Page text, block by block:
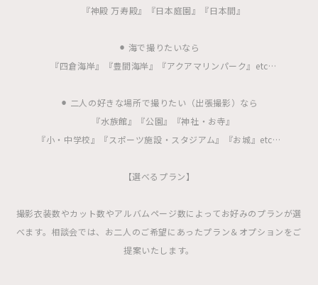
『神殿 万寿殿』『日本庭園』『日本間』
⚫︎ 海で撮りたいなら
『四倉海岸』『豊間海岸』『アクアマリンパーク』etc…
⚫︎ 二人の好きな場所で撮りたい（出張撮影）なら
『水族館』『公園』『神社・お寺』
『小・中学校』『スポーツ施設・スタジアム』『お城』etc…
【選べるプラン】
撮影衣装数やカット数やアルバムページ数によってお好みのプランが選
べます。相談会では、お二人のご希望にあったプラン＆オプションをご
提案いたします。